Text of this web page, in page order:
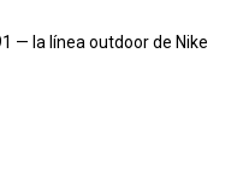
— la línea outdoor de Nike